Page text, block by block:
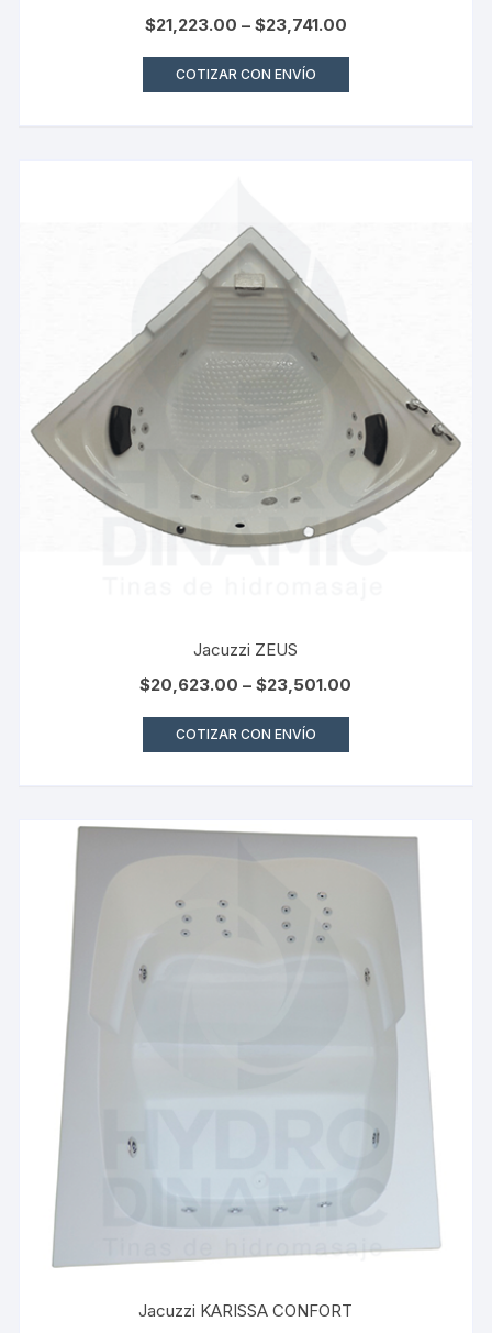
$21,223.00 – $23,741.00
COTIZAR CON ENVÍO
Jacuzzi ZEUS
$20,623.00 –$23,501.00
COTIZAR CON ENVÍO
Jacuzzi KARISSA CONFORT